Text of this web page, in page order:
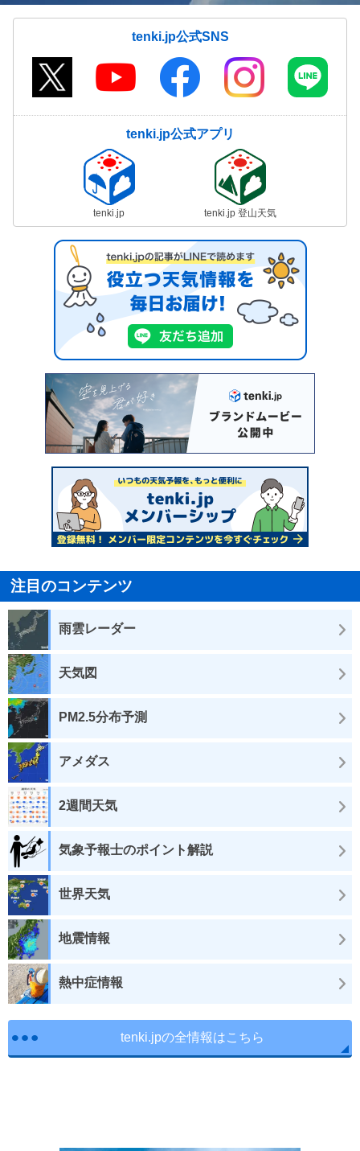
tenki.jp公式SNS
tenki.jp公式アプリ
tenki.jp tenki.jp 登山天気
注目のコンテンツ
雨雲レーダー
天気図
PM2.5分布予測
アメダス
2週間天気
気象予報士のポイント解説
世界天気
地震情報
熱中症情報
tenki.jpの全情報はこちら